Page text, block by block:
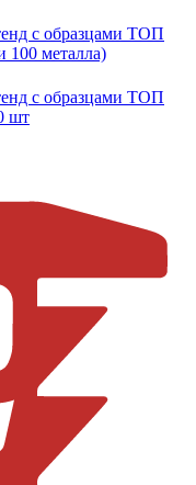
с образцами ТОП
100 металла)
с образцами ТОП
шт